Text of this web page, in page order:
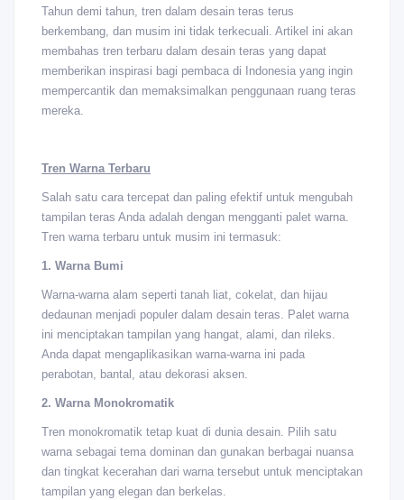
Tahun demi tahun, tren dalam desain teras terus
berkembang, dan musim ini tidak terkecuali. Artikel ini akan
membahas tren terbaru dalam desain teras yang dapat
memberikan inspirasi bagi pembaca di Indonesia yang ingin
mempercantik dan memaksimalkan penggunaan ruang teras
mereka.
Tren Warna Terbaru
Salah satu cara tercepat dan paling efektif untuk mengubah
tampilan teras Anda adalah dengan mengganti palet warna.
Tren warna terbaru untuk musim ini termasuk:
1. Warna Bumi
Warna-warna alam seperti tanah liat, cokelat, dan hijau
dedaunan menjadi populer dalam desain teras. Palet warna
ini menciptakan tampilan yang hangat, alami, dan rileks.
Anda dapat mengaplikasikan warna-warna ini pada
perabotan, bantal, atau dekorasi aksen.
2. Warna Monokromatik
Tren monokromatik tetap kuat di dunia desain. Pilih satu
warna sebagai tema dominan dan gunakan berbagai nuansa
dan tingkat kecerahan dari warna tersebut untuk menciptakan
tampilan yang elegan dan berkelas.